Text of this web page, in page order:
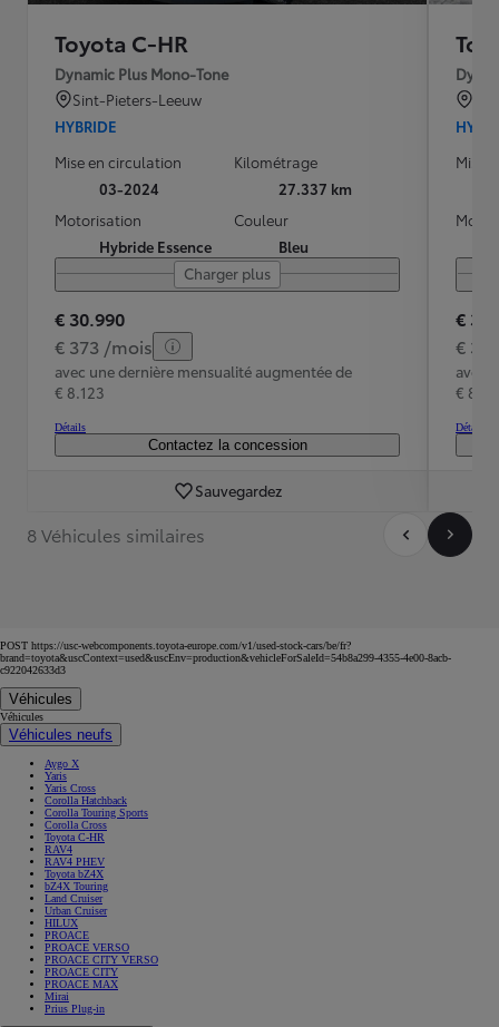
Toyota C-HR
Dynamic Plus Mono-Tone
Sint-Pieters-Leeuw
HYBRIDE
Mise en circulation
03-2024
Kilométrage
27.337 km
Motorisation
Hybride Essence
Couleur
Bleu
Charger plus
€ 30.990
€ 373 /mois
avec une dernière mensualité augmentée de
€ 8.123
Détails
Contactez la concession
Sauvegardez
Mise
€
€
avec
€
Détails
8 Véhicules similaires
POST https://usc-webcomponents.toyota-europe.com/v1/used-stock-cars/be/fr?
brand=toyota&uscContext=used&uscEnv=production&vehicleForSaleId=54b8a299-4355-4e00-8acb-
c922042633d3
Véhicules
Véhicules
Véhicules neufs
Aygo X
Yaris
Yaris Cross
Corolla Hatchback
Corolla Touring Sports
Corolla Cross
Toyota C-HR
RAV4
RAV4 PHEV
Toyota bZ4X
bZ4X Touring
Land Cruiser
Urban Cruiser
HILUX
PROACE
PROACE VERSO
PROACE CITY VERSO
PROACE CITY
PROACE MAX
Mirai
Prius Plug-in